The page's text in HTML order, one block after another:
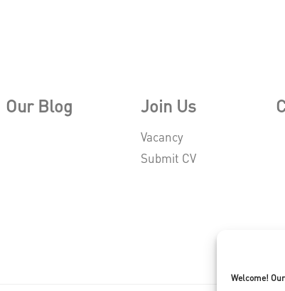
Welcome!
Our Blog Join Us
Vacancy
Submit CV